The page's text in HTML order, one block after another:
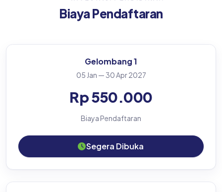
Biaya Pendaftaran
Gelombang 1
05 Jan — 30 Apr 2027
Rp 550.000
Biaya Pendaftaran
Segera Dibuka